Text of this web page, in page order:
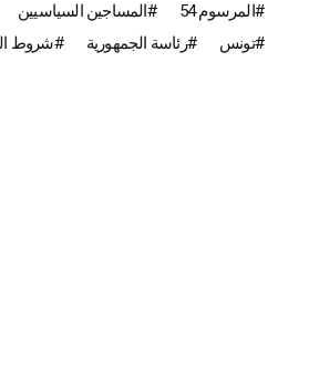
المرسوم 54
المساجين السياسيين
تونس
رئاسة الجمهورية شروط